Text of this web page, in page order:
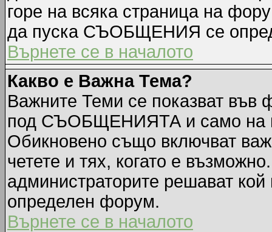
горе на всяка страница на
да пуска СЪОБЩЕНИЯ се
Върнете се в началото
Какво е Важна Тема?
Важните Теми се показват във
под СЪОБЩЕНИЯТА и само на
Обикновено също включват
четете и тях, когато е
администраторите решават
определен форум.
Върнете се в началото